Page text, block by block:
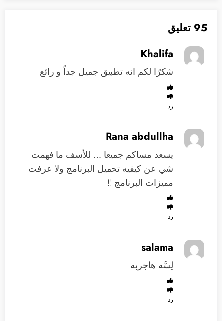
95 تعليق
Khalifa
شكرًا لكم انه تطبيق جميل جداً و رائع
رد
Rana abdullha
يسعد مساكم جميعا … للأسف ما فهمت
شي عن كيفيه تحميل البرنامج ولا عرفت
مميزات البرنامج !!
رد
salama
لِسَّه هاجربه
رد